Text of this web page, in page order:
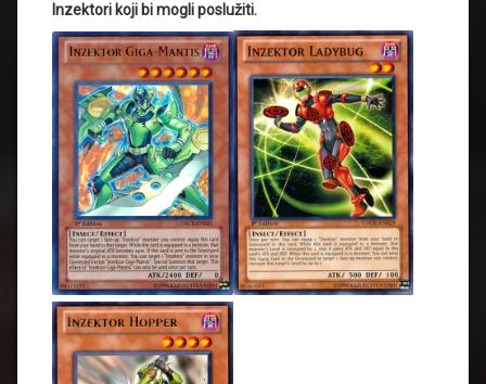
Inzektori koji bi mogli poslužiti.